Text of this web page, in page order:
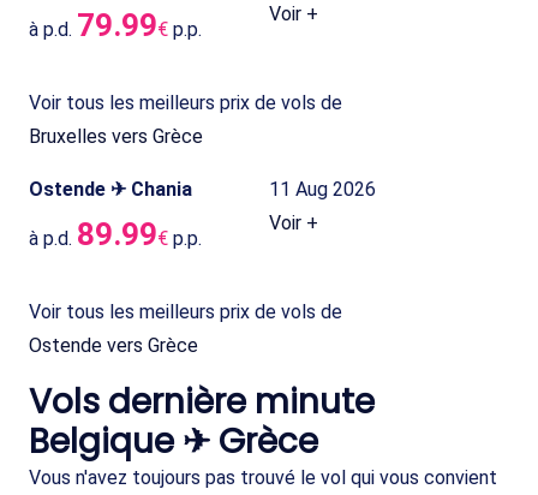
à p.d. 79.99€ p.p.
Voir +
Voir tous les meilleurs prix de vols de
Bruxelles vers Grèce
Ostende ✈ Chania 11 Aug 2026
à p.d. 89.99€ p.p.
Voir +
Voir tous les meilleurs prix de vols de
Ostende vers Grèce
Vols dernière minute
Belgique ✈ Grèce
Vous n'avez toujours pas trouvé le vol qui vous convient